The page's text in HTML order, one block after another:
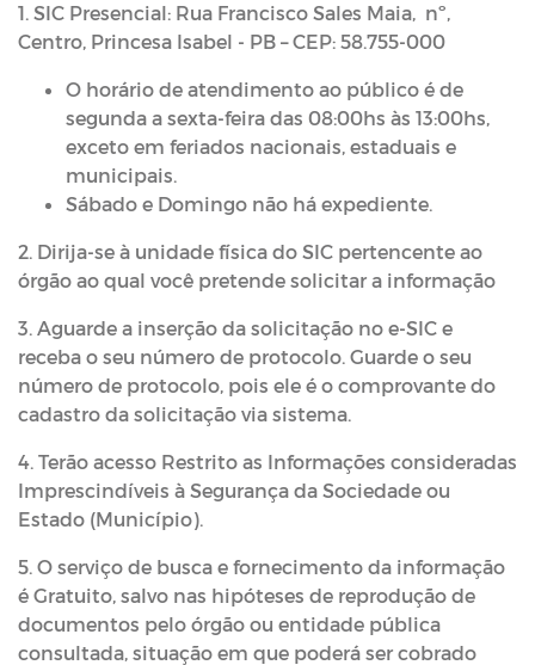
1. SIC Presencial: Rua Francisco Sales Maia, nº,
Centro, Princesa Isabel - PB – CEP: 58.755-000
O horário de atendimento ao público é de
segunda a sexta-feira das 08:00hs às 13:00hs,
exceto em feriados nacionais, estaduais e
municipais.
Sábado e Domingo não há expediente.
2. Dirija-se à unidade física do SIC pertencente ao
órgão ao qual você pretende solicitar a informação
3. Aguarde a inserção da solicitação no e-SIC e
receba o seu número de protocolo. Guarde o seu
número de protocolo, pois ele é o comprovante do
cadastro da solicitação via sistema.
4. Terão acesso Restrito as Informações consideradas
Imprescindíveis à Segurança da Sociedade ou
Estado (Município).
5. O serviço de busca e fornecimento da informação
é Gratuito, salvo nas hipóteses de reprodução de
documentos pelo órgão ou entidade pública
consultada, situação em que poderá ser cobrado